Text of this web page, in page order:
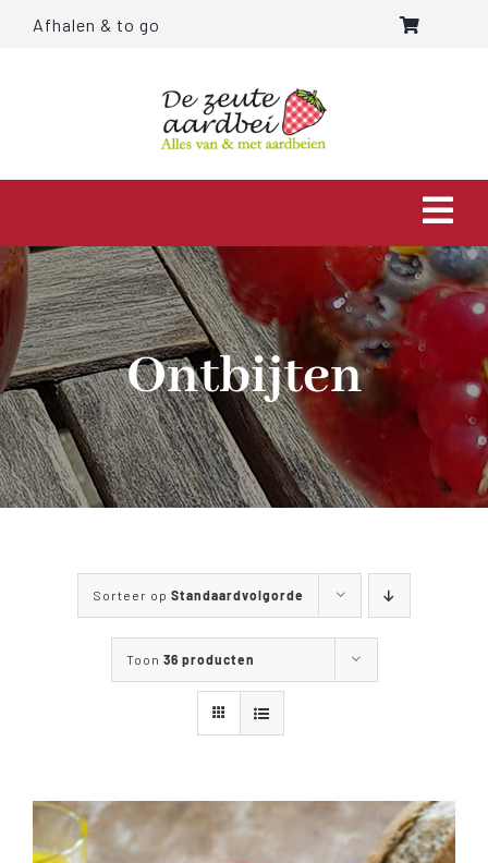
Afhalen & to go
HOME
OVER ONS
AARDBEIEN
WANDELEN & FIETSEN
CONTACT
Ontbijten
Sorteer op Standaardvolgorde
Toon 36 producten